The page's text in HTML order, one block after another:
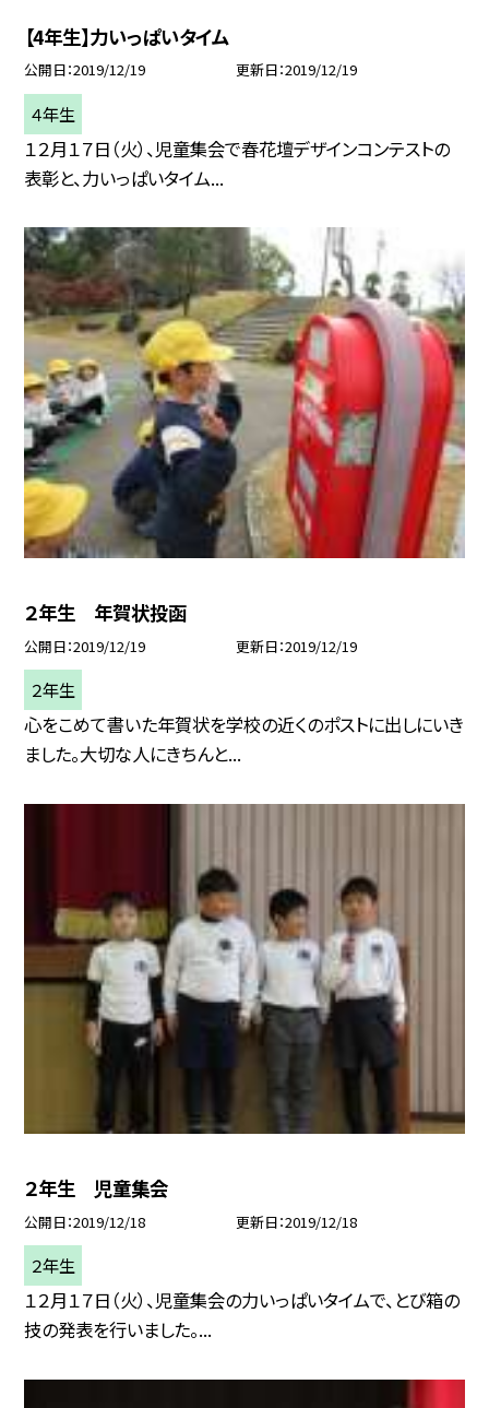
【4年生】力いっぱいタイム
公開日 2019/12/19 更新日 2019/12/19
４年生
１２月１７日（火）、児童集会で春花壇デザインコンテストの
表彰と、力いっぱいタイム...
２年生 年賀状投函
公開日 2019/12/19 更新日 2019/12/19
２年生
心をこめて書いた年賀状を学校の近くのポストに出しにいき
ました。大切な人にきちんと...
２年生 児童集会
公開日 2019/12/18 更新日 2019/12/18
２年生
１２月１７日（火）、児童集会の力いっぱいタイムで、とび箱の
技の発表を行いました。...